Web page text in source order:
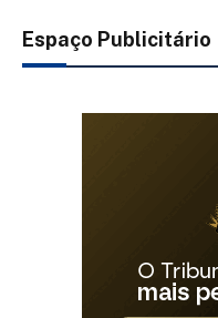
Espaço Publicitário